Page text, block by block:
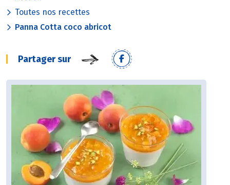
Toutes nos recettes
Panna Cotta coco abricot
Partager sur